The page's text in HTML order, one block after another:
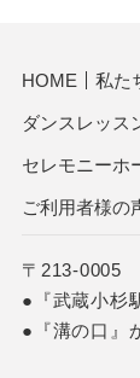
HOME 私た
ダンスレッス
セレモニーホ
ご利用者様の
〒213-0005
●『武蔵小杉
●『溝の口』